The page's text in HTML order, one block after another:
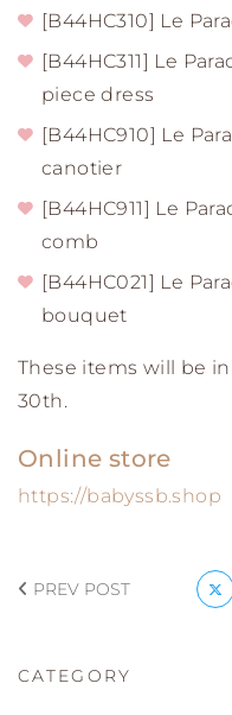
[B44HC310] Le
[B44HC311] Le
piece dress
[B44HC910] Le
canotier
[B44HC911] Le
comb
[B44HC021] Le
bouquet
These items will be
30th.
Online store
https://babyssb.shop
PREV POST
CATEGORY